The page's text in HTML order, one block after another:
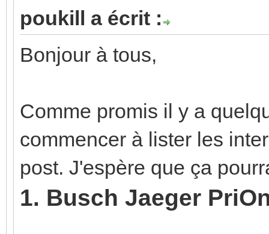
poukill a écrit :
Bonjour à tous,
Comme promis il y a
commencer à lister les
post. J'espère que ça
1. Busch Jaeger